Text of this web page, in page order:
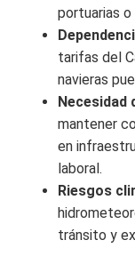
portuarias
tarifas del
navieras
Necesidad
mantener
en
laboral.
Riesgos
tránsito y